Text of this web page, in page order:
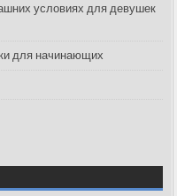
условиях для девушек
для начинающих